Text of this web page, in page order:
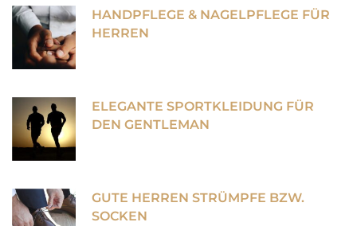
HANDPFLEGE & NAGELPFLEGE FÜR
HERREN
ELEGANTE SPORTKLEIDUNG FÜR
DEN GENTLEMAN
GUTE HERREN STRÜMPFE BZW.
SOCKEN